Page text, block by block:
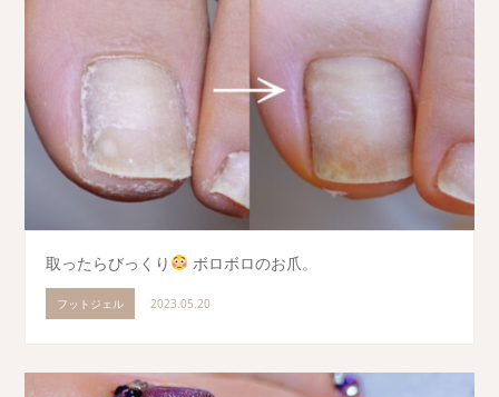
取ったらびっくり ボロボロのお爪。
フットジェル 2023.05.20